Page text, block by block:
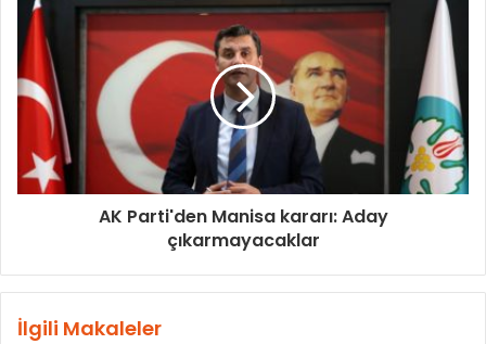
AK Parti'den Manisa kararı: Aday
çıkarmayacaklar
İlgili Makaleler